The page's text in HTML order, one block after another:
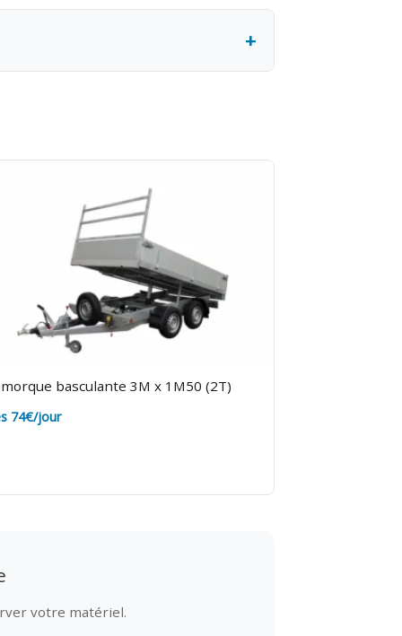
Le retrait se fait sur place le jour
solidement. Permis B suffisant
basculante 3M x 1M50 (2T)
74€/jour
votre matériel.